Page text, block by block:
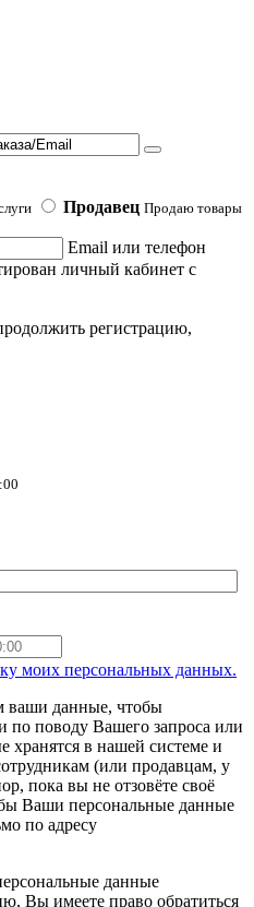
Продавец Продаю товары
Email или телефон
личный кабинет с
регистрацию,
моих персональных данных.
данные, чтобы
по поводу Вашего запроса или
хранятся в нашей системе и
(или продавцам, у
пока вы не отзовёте своё
Ваши персональные данные
по адресу
данные
Вы имеете право обратиться